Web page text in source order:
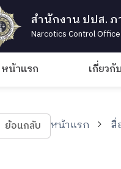
สำนักงาน ปปส.
Narcotics Control
หน้าแรก เกี่ยว
ย้อนกลับ หน้าแรก สื่